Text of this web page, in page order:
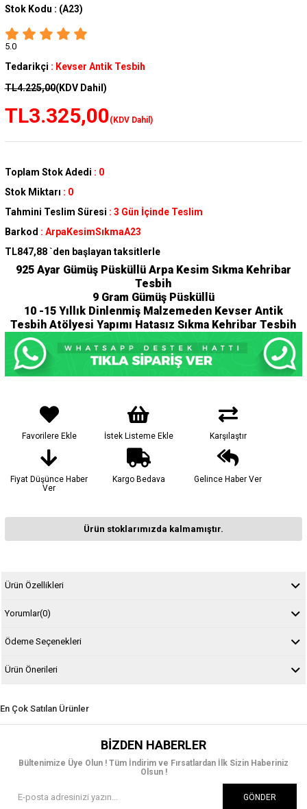
Stok Kodu : (A23)
5.0
Tedarikçi : Kevser Antik Tesbih
TL4.225,00(KDV Dahil)
TL3.325,00(KDV Dahil)
Toplam Stok Adedi : 0
Stok Miktarı : 0
Tahmini Teslim Süresi : 3 Gün İçinde Teslim
Barkod : ArpaKesimSıkmaA23
TL847,88 `den başlayan taksitlerle
925 Ayar Gümüş Püsküllü Arpa Kesim Sıkma Kehribar
Tesbih
9 Gram Gümüş Püsküllü
10 -15 Yıllık Dinlenmiş Malzemeden Kevser Antik
Tesbih Atölyesi Yapımı Hatasız Sıkma Kehribar Tesbih
Favorilere Ekle İstek Listeme Ekle Karşılaştır
Fiyat Düşünce Haber
Ver
Kargo Bedava Gelince Haber Ver
Ürün stoklarımızda kalmamıştır.
Ürün Özellikleri
Yorumlar(0)
Ödeme Seçenekleri
Ürün Önerileri
En Çok Satılan Ürünler
BIZDEN HABERLER
Bültenimize Üye Olun ! Tüm İndirim ve Fırsatlardan İlk Sizin Haberiniz
Olsun !
GÖNDER